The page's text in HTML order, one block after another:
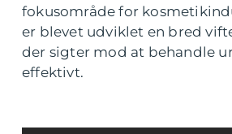
fokusområde for
er blevet udviklet en bred
der sigter mod at behandle
effektivt.